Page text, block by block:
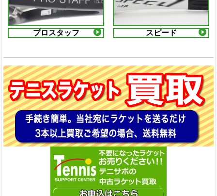
プロスタッフ スピード